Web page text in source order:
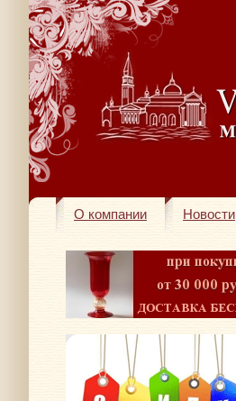
О компании Новости